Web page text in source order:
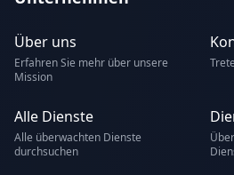
Über uns
Erfahren Sie mehr über unsere
Mission
Alle Dienste
Alle überwachten Dienste
durchsuchen